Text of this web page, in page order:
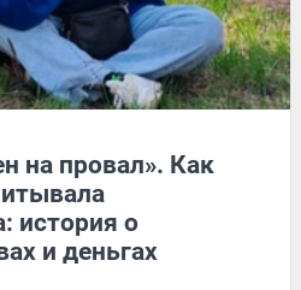
на провал». Как
история о
и деньгах